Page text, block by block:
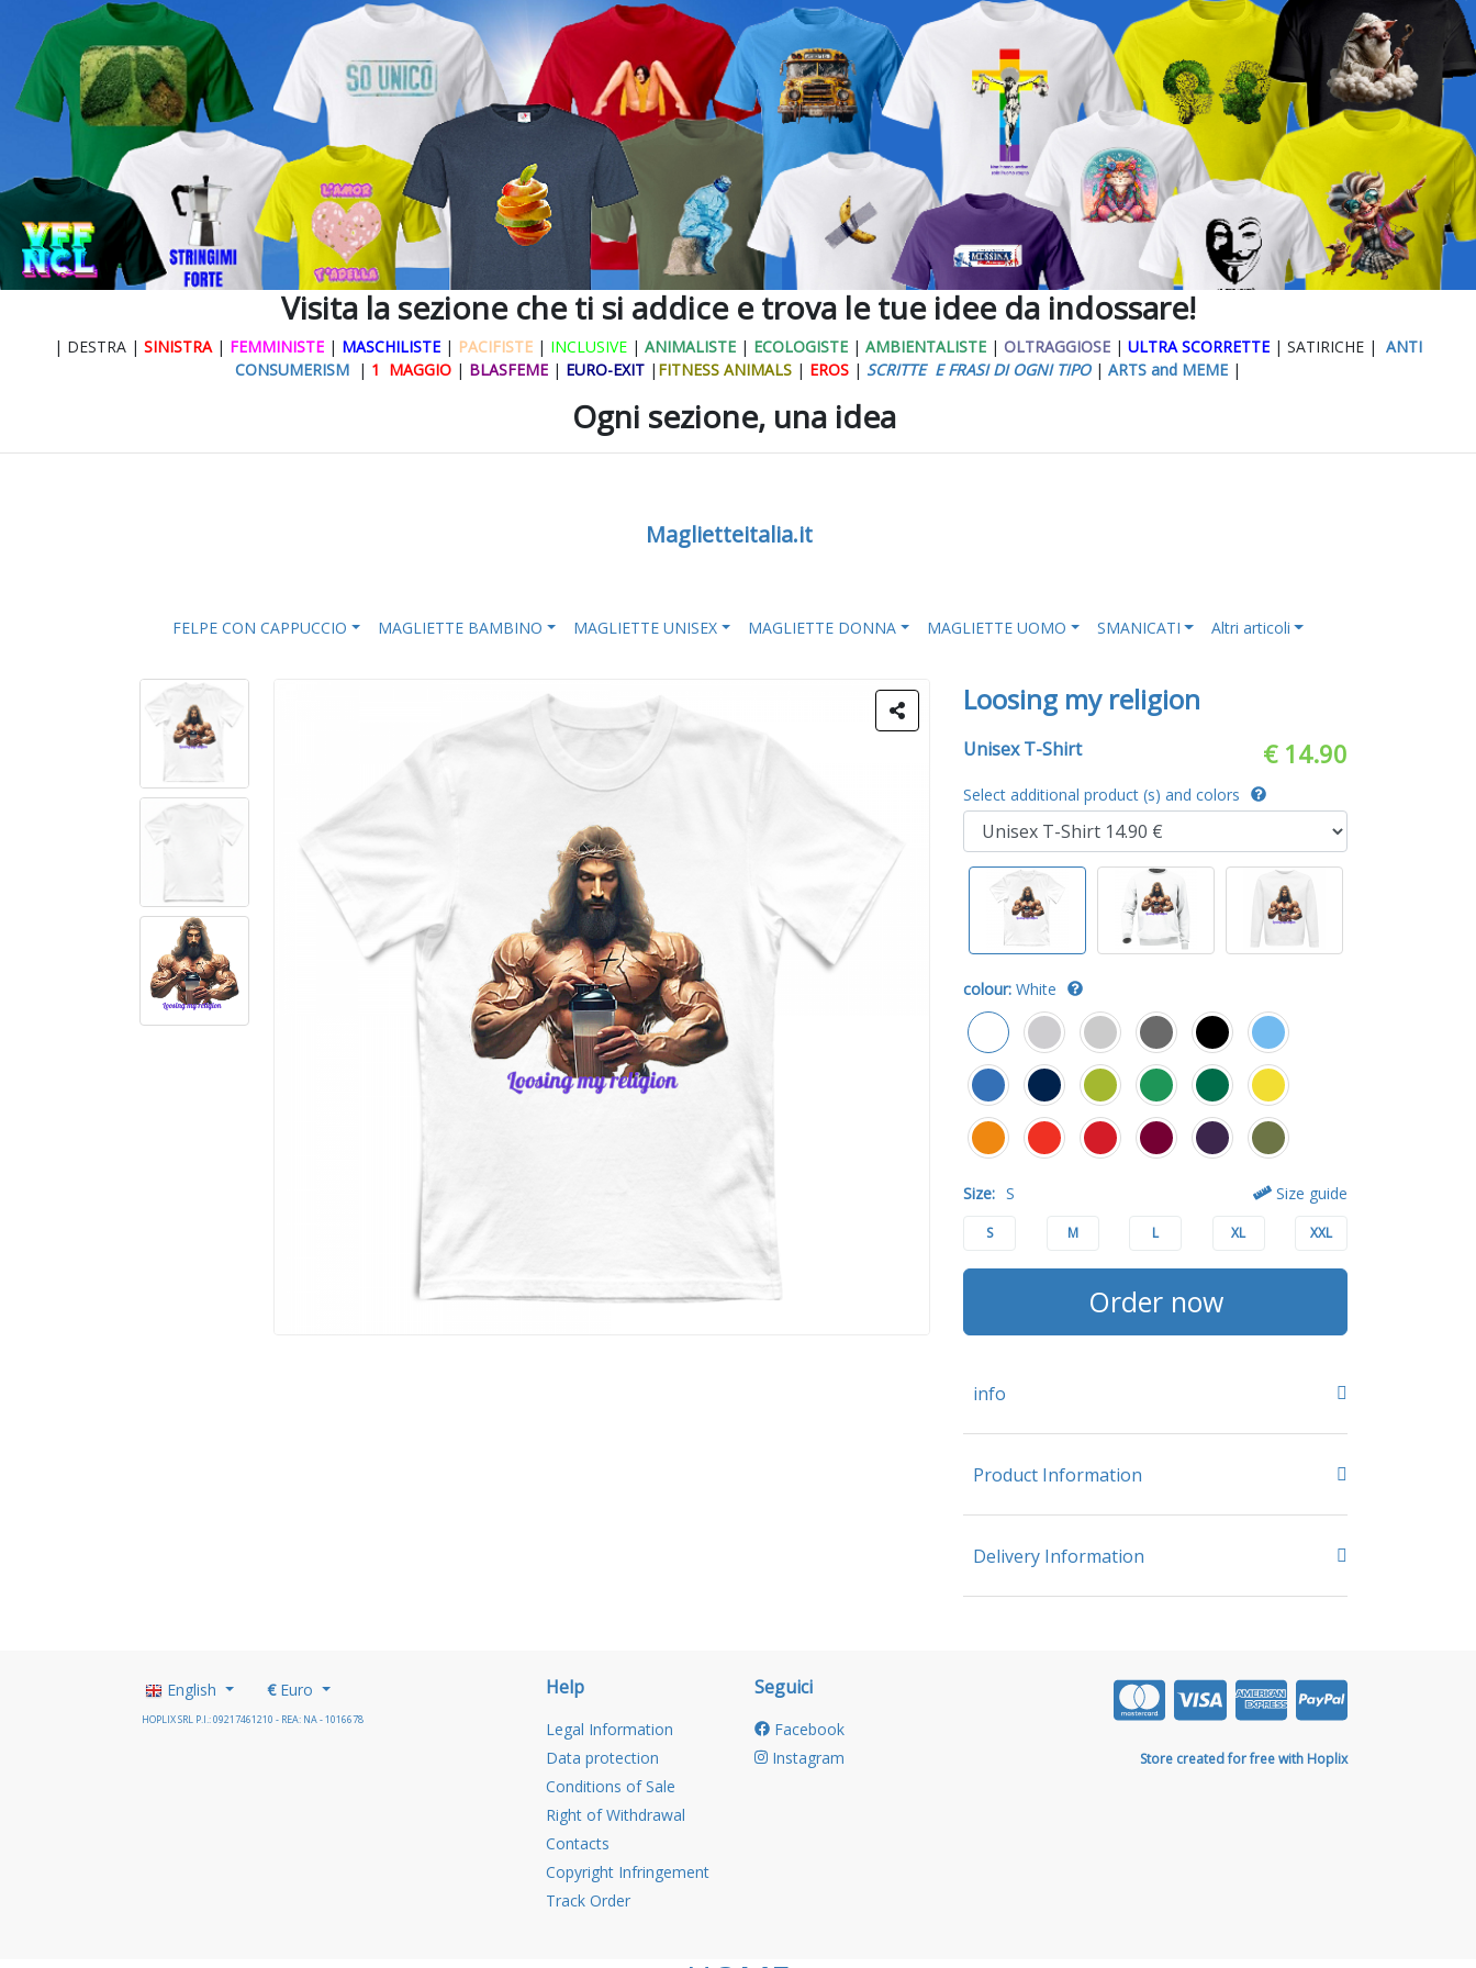
Visita la sezione che ti si addice e trova le tue idee da indossare!
| DESTRA | SINISTRA | FEMMINISTE | MASCHILISTE | PACIFISTE | INCLUSIVE | ANIMALISTE | ECOLOGISTE | AMBIENTALISTE | OLTRAGGIOSE | ULTRA SCORRETTE | SATIRICHE | ANTI
CONSUMERISM | 1 MAGGIO | BLASFEME | EURO-EXIT | FITNESS ANIMALS | EROS | SCRITTE E FRASI DI OGNI TIPO | ARTS and MEME |
Ogni sezione, una idea
Maglietteitalia.it
FELPE CON CAPPUCCIO MAGLIETTE BAMBINO MAGLIETTE UNISEX MAGLIETTE DONNA MAGLIETTE UOMO SMANICATI Altri articoli
Loosing my religion
Unisex T-Shirt € 14.90
Select additional product (s) and colors
colour: White
Size: S Size guide
S M L XL XXL
Order now
info
Product Information
Delivery Information
English €Euro
HOPLIX SRL P.I.: 09217461210 - REA: NA - 1016678
Help
Legal Information
Data protection
Conditions of Sale
Right of Withdrawal
Contacts
Copyright Infringement
Track Order
Seguici
Facebook
Instagram
Store created for free with Hoplix